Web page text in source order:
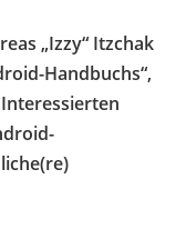
„Izzy“ Itzchak
Handbuchs“,